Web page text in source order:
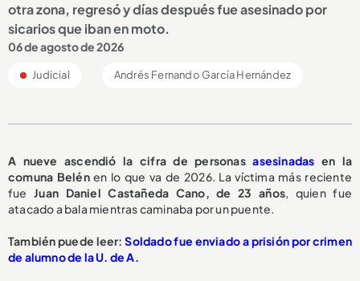
otra zona, regresó y días después fue asesinado por
sicarios que iban en moto.
06 de agosto de 2026
Judicial Andrés Fernando García Hernández
A nueve ascendió la cifra de personasasesinadas en la
comuna Belénen lo que va de 2026. La víctima más reciente
fueJuan Daniel Castañeda Cano, de 23 años, quien fue
atacado a bala mientras caminaba por un puente.
También puede leer:Soldado fue enviado a prisión por crimen
de alumno de la U. de A.